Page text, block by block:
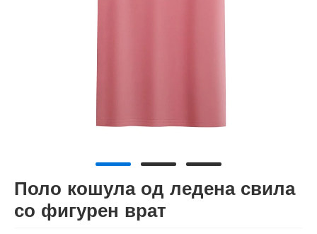
Поло кошула од ледена свила
со фигурен врат